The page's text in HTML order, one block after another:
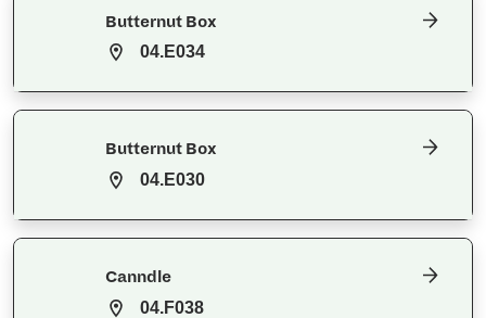
Butternut Box
04.E034
Butternut Box
04.E030
Canndle
04.F038